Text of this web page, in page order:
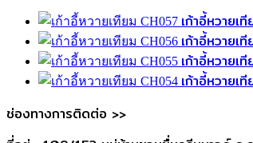
เก้าอี้หวายเ
เก้าอี้หวายเ
เก้าอี้หวายเ
เก้าอี้หวายเ
ช่องทางการติดต่อ >>